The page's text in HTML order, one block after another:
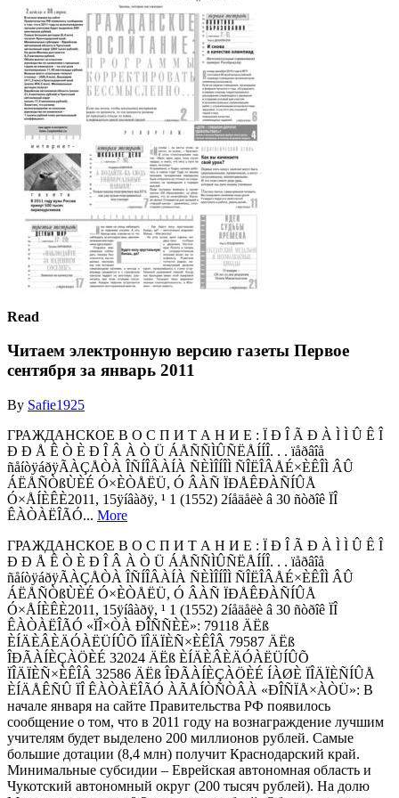
Read
Читаем электронную версию газеты Первое
сентября за январь 2011
By Safie1925
ГРАЖДАНСКОЕ В О С П И Т А Н И Е : Ï Ð Î Ã Ð À Ì Ì Û Ê Î
Ð Ð Å Ê Ò È Ð Î Â À Ò Ü ÁÅÑÑÌÛÑËÅÍÍÎ. . . ïåðâîå
ñåíòÿáðÿÃÀÇÅÒÀ ÎÑÍÎÂÀÍÀ ÑÈÌÎÍÎÌ ÑÎËÎÂÅÉ×ÈÊÎÌ ÂÛ
ÁËÅÑÒßÙÈÉ Ó×ÈÒÅËÜ, Ó ÂÀÑ ÏÐÅÊÐÀÑÍÛÅ
Ó×ÅÍÈÊÈ2011, 15ÿíâàðÿ, ¹ 1 (1552) 2íåäåëè â 30 ñòðîê ÏÎ
ÊÀÒÀËÎÃÓ... More
ГРАЖДАНСКОЕ В О С П И Т А Н И Е : Ï Ð Î Ã Ð À Ì Ì Û Ê Î
Ð Ð Å Ê Ò È Ð Î Â À Ò Ü ÁÅÑÑÌÛÑËÅÍÍÎ. . . ïåðâîå
ñåíòÿáðÿÃÀÇÅÒÀ ÎÑÍÎÂÀÍÀ ÑÈÌÎÍÎÌ ÑÎËÎÂÅÉ×ÈÊÎÌ ÂÛ
ÁËÅÑÒßÙÈÉ Ó×ÈÒÅËÜ, Ó ÂÀÑ ÏÐÅÊÐÀÑÍÛÅ
Ó×ÅÍÈÊÈ2011, 15ÿíâàðÿ, ¹ 1 (1552) 2íåäåëè â 30 ñòðîê ÏÎ
ÊÀÒÀËÎÃÓ «ÏÎ×ÒÀ ÐÎÑÑÈÈ»: 79118 ÄËß
ÈÍÄÈÂÈÄÓÀËÜÍÛÕ ÏÎÄÏÈÑ×ÈÊÎÂ 79587 ÄËß
ÎÐÃÀÍÈÇÀÖÈÉ 32024 ÄËß ÈÍÄÈÂÈÄÓÀËÜÍÛÕ
ÏÎÄÏÈÑ×ÈÊÎÂ 32586 ÄËß ÎÐÃÀÍÈÇÀÖÈÉ ÍÀØÈ ÏÎÄÏÈÑÍÛÅ
ÈÍÄÅÊÑÛ ÏÎ ÊÀÒÀËÎÃÓ ÀÃÅÍÒÑÒÂÀ «ÐÎÑÏÅ×ÀÒÜ»: В
начале января на сайте Правительства РФ появилось
сообщение о том, что в 2011 году на вознаграждение лучшим
учителям будет выделено 200 миллионов рублей. Самые
большие дотации (8,4 млн) получит Краснодарский край.
Минимальные субсидии ‒ Еврейская автономная область и
Чукотский автономный округ (200 тысяч рублей). На долю